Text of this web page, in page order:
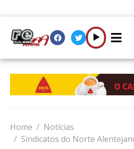
Home
Notícias
Sindicatos do Norte Alentejano denunciam